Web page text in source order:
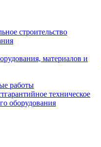
строительство
материалов и
работы
техническое
оборудования